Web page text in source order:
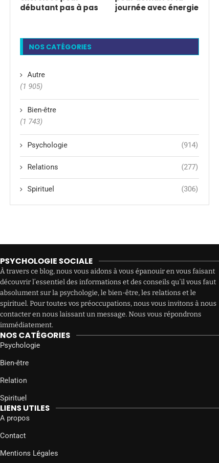
débutant pas à pas
journée avec énergie
NOS CATÉGORIES
Autre
(1 905)
Bien-être
(1 743)
Psychologie (914)
Relations (277)
Spirituel (306)
PSYCHOLOGIE SOCIALE
À travers ce blog, nous vous aidons à vous épanouir en vous faisant
découvrir l’essentiel des informations et des conseils qu’il vous faut
absolument sur la psychologie, le bien-être, les relations et le
spirituel. Pour toutes vos préoccupations, nous vous invitons à nous
contacter en nous laissant un message. Nous vous répondrons
immédiatement.
NOS CATÉGORIES
Psychologie
Bien-être
Relation
Spirituel
LIENS UTILES
A propos
Contact
Mentions Légales